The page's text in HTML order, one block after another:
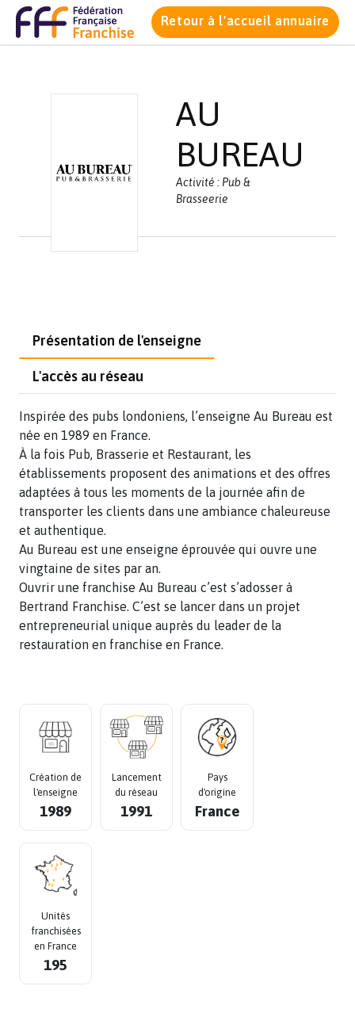
Retour à l'accueil annuaire
AU
BUREAU
Activité : Pub &
Brasseerie
Présentation de l'enseigne
L'accès au réseau
Inspirée des pubs londoniens, l’enseigne Au Bureau est
née en 1989 en France.
À la fois Pub, Brasserie et Restaurant, les
établissements proposent des animations et des offres
adaptées à tous les moments de la journée afin de
transporter les clients dans une ambiance chaleureuse
et authentique.
Au Bureau est une enseigne éprouvée qui ouvre une
vingtaine de sites par an.
Ouvrir une franchise Au Bureau c’est s’adosser à
Bertrand Franchise. C’est se lancer dans un projet
entrepreneurial unique auprès du leader de la
restauration en franchise en France.
Création de
l'enseigne
1989
Lancement
du réseau
1991
Pays
d'origine
France
Unités
franchisées
en France
195